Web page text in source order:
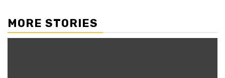
MORE STORIES